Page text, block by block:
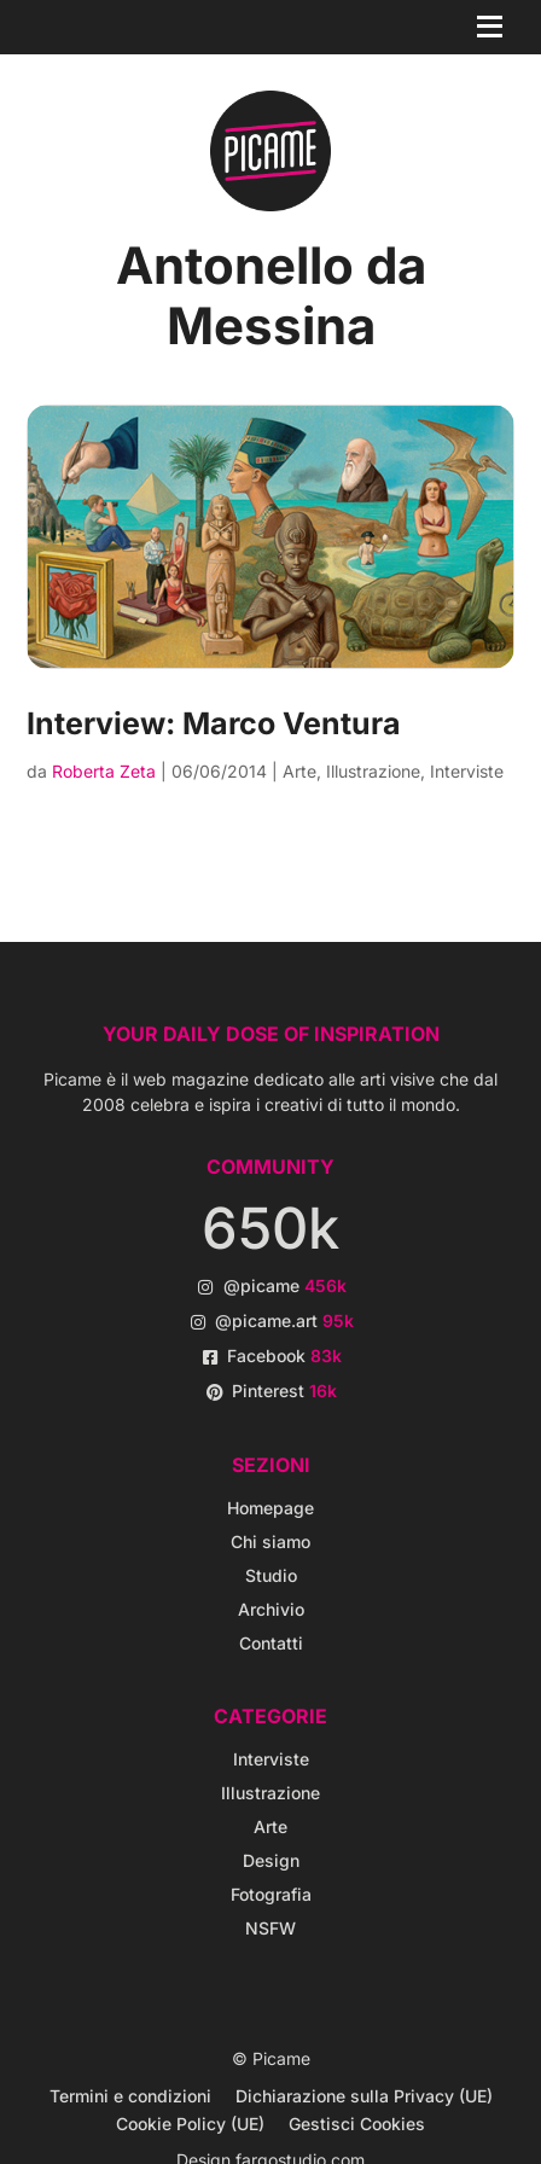
Antonello da
Messina
Interview: Marco Ventura
da Roberta Zeta 06/06/2014 Arte, Illustrazione, Interviste
YOUR DAILY DOSE OF INSPIRATION
Picame è il web magazine dedicato alle arti visive che dal
2008 celebra e ispira i creativi di tutto il mondo.
COMMUNITY
650k
@picame 456k
@picame.art95k
Facebook83k
Pinterest16k
SEZIONI
Homepage
Chi siamo
Studio
Archivio
Contatti
CATEGORIE
Interviste
Illustrazione
Arte
Design
Fotografia
NSFW
© Picame
Termini e condizioni
Dichiarazione sulla Privacy (UE)
Cookie Policy (UE)
Gestisci Cookies